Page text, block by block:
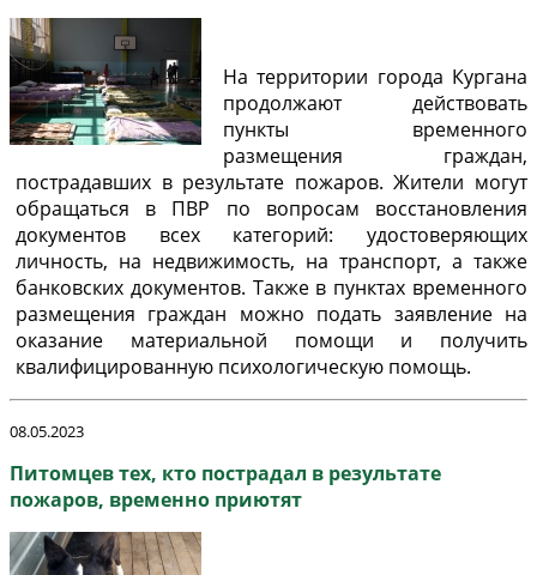
На территории города Кургана
продолжают действовать
пункты временного
размещения граждан,
пострадавших в результате пожаров. Жители могут
обращаться в ПВР по вопросам восстановления
документов всех категорий: удостоверяющих
личность, на недвижимость, на транспорт, а также
банковских документов. Также в пунктах временного
размещения граждан можно подать заявление на
оказание материальной помощи и получить
квалифицированную психологическую помощь.
08.05.2023
Питомцев тех, кто пострадал в результате
пожаров, временно приютят